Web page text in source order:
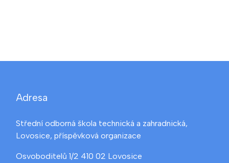
Adresa
Střední odborná škola technická a zahradnická,
Lovosice, příspěvková organizace
Osvoboditelů 1/2 410 02 Lovosice